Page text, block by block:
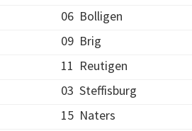
06 Bolligen
09 Brig
11 Reutigen
03 Steffisburg
15 Naters